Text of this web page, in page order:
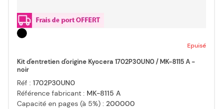
Epuisé
Kit d'entretien d'origine Kyocera 1702P30UN0 / MK-8115 A -
noir
Réf : 1702P30UN0
Référence fabricant : MK-8115 A
Capacité en pages (à 5%) : 200000